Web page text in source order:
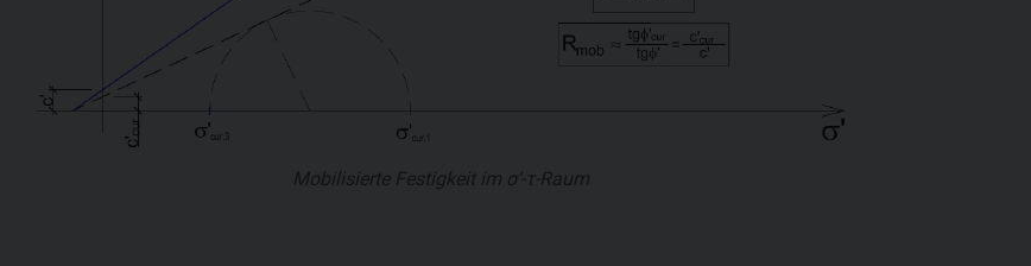
Mobilisierte Festigkeit im σ‘-τ -Raum